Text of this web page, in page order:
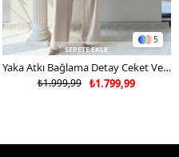
5
SEPETE EKLE
Yaka Atkı Bağlama Detay Ceket Ve Pantolonlu Double Kumaş İkili Takım Bej 2117
₺1.799,99
₺1.999,99